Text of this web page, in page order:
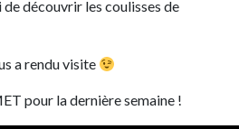
découvrir les coulisses de
a rendu visite
pour la dernière semaine !